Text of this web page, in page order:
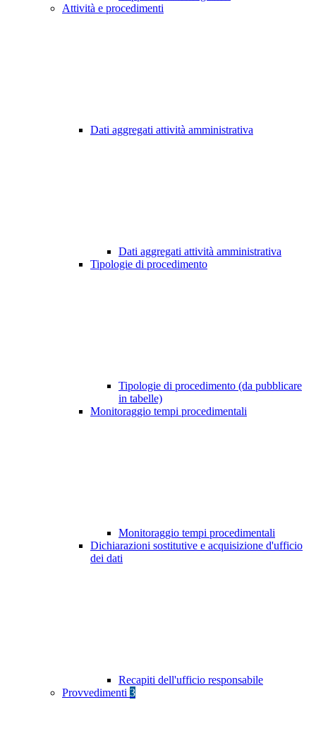
Attività e procedimenti
Dati aggregati attività amministrativa
Dati aggregati attività amministrativa
Tipologie di procedimento
Tipologie di procedimento (da pubblicare
in tabelle)
Monitoraggio tempi procedimentali
Monitoraggio tempi procedimentali
Dichiarazioni sostitutive e acquisizione d'ufficio
dei dati
Recapiti dell'ufficio responsabile
Provvedimenti 3